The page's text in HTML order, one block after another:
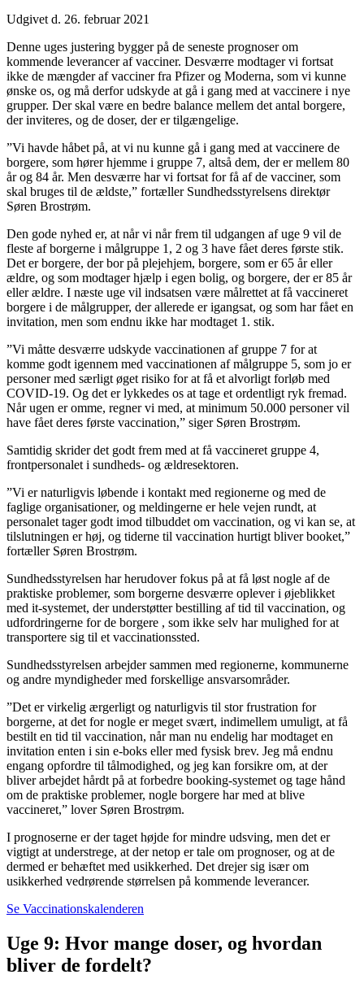
Udgivet d. 26. februar 2021
Denne uges justering bygger på de seneste prognoser om
kommende leverancer af vacciner. Desværre modtager vi fortsat
ikke de mængder af vacciner fra Pfizer og Moderna, som vi kunne
ønske os, og må derfor udskyde at gå i gang med at vaccinere i nye
grupper. Der skal være en bedre balance mellem det antal borgere,
der inviteres, og de doser, der er tilgængelige.
”Vi havde håbet på, at vi nu kunne gå i gang med at vaccinere de
borgere, som hører hjemme i gruppe 7, altså dem, der er mellem 80
år og 84 år. Men desværre har vi fortsat for få af de vacciner, som
skal bruges til de ældste,” fortæller Sundhedsstyrelsens direktør
Søren Brostrøm.
Den gode nyhed er, at når vi når frem til udgangen af uge 9 vil de
fleste af borgerne i målgruppe 1, 2 og 3 have fået deres første stik.
Det er borgere, der bor på plejehjem, borgere, som er 65 år eller
ældre, og som modtager hjælp i egen bolig, og borgere, der er 85 år
eller ældre. I næste uge vil indsatsen være målrettet at få vaccineret
borgere i de målgrupper, der allerede er igangsat, og som har fået en
invitation, men som endnu ikke har modtaget 1. stik.
”Vi måtte desværre udskyde vaccinationen af gruppe 7 for at
komme godt igennem med vaccinationen af målgruppe 5, som jo er
personer med særligt øget risiko for at få et alvorligt forløb med
COVID-19. Og det er lykkedes os at tage et ordentligt ryk fremad.
Når ugen er omme, regner vi med, at minimum 50.000 personer vil
have fået deres første vaccination,” siger Søren Brostrøm.
Samtidig skrider det godt frem med at få vaccineret gruppe 4,
frontpersonalet i sundheds- og ældresektoren.
”Vi er naturligvis løbende i kontakt med regionerne og med de
faglige organisationer, og meldingerne er hele vejen rundt, at
personalet tager godt imod tilbuddet om vaccination, og vi kan se, at
tilslutningen er høj, og tiderne til vaccination hurtigt bliver booket,”
fortæller Søren Brostrøm.
Sundhedsstyrelsen har herudover fokus på at få løst nogle af de
praktiske problemer, som borgerne desværre oplever i øjeblikket
med it-systemet, der understøtter bestilling af tid til vaccination, og
udfordringerne for de borgere , som ikke selv har mulighed for at
transportere sig til et vaccinationssted.
Sundhedsstyrelsen arbejder sammen med regionerne, kommunerne
og andre myndigheder med forskellige ansvarsområder.
”Det er virkelig ærgerligt og naturligvis til stor frustration for
borgerne, at det for nogle er meget svært, indimellem umuligt, at få
bestilt en tid til vaccination, når man nu endelig har modtaget en
invitation enten i sin e-boks eller med fysisk brev. Jeg må endnu
engang opfordre til tålmodighed, og jeg kan forsikre om, at der
bliver arbejdet hårdt på at forbedre booking-systemet og tage hånd
om de praktiske problemer, nogle borgere har med at blive
vaccineret,” lover Søren Brostrøm.
I prognoserne er der taget højde for mindre udsving, men det er
vigtigt at understrege, at der netop er tale om prognoser, og at de
dermed er behæftet med usikkerhed. Det drejer sig især om
usikkerhed vedrørende størrelsen på kommende leverancer.
Se Vaccinationskalenderen
Uge 9: Hvor mange doser, og hvordan
bliver de fordelt?